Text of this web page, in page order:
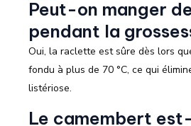
Peut-on manger
pendant la
Oui, la raclette est sûre dès lors
fondu à plus de 70 °C, ce qui
listériose.
Le camembert